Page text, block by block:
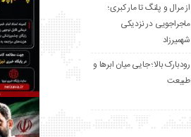
از مرال و پلنگ تا مار کبری؛
ماجراجویی در نزدیکی
شهمیرزاد
رودبارک بالا؛ جایی میان ابرها و
طبیعت